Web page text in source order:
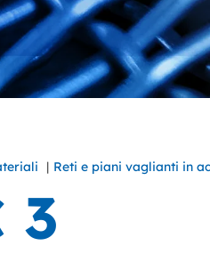
Reti e piani vaglianti in
3